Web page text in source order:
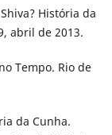
História da
abril de 2013.
Tempo. Rio de
da Cunha.